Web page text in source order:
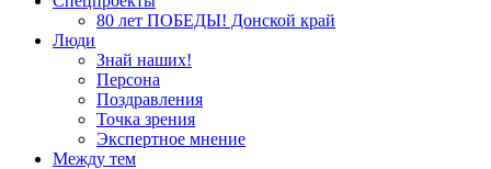
80 лет ПОБЕДЫ! Донской край
Люди
Знай наших!
Персона
Поздравления
Точка зрения
Экспертное мнение
Между тем